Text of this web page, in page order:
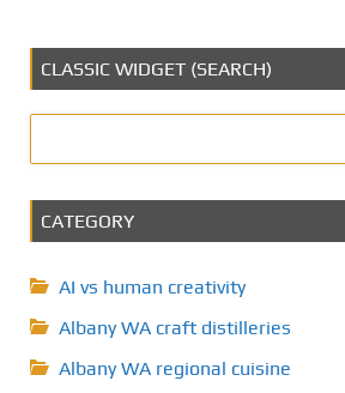
CLASSIC WIDGET (SEARCH)
CATEGORY
AI vs human creativity
Albany WA craft distilleries
Albany WA regional cuisine